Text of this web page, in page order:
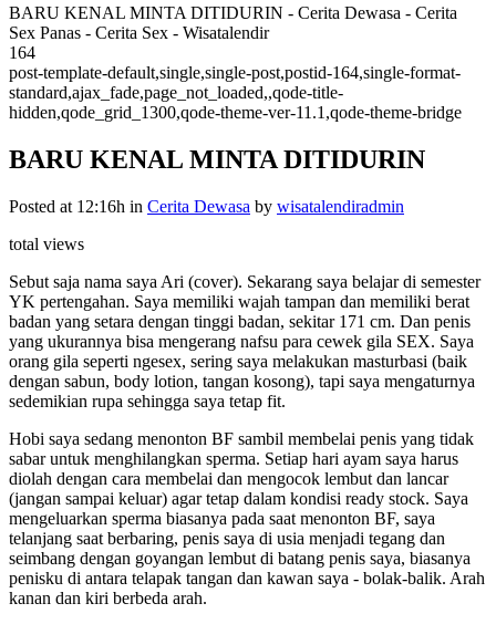
BARU KENAL MINTA DITIDURIN - Cerita Dewasa - Cerita
Sex Panas - Cerita Sex - Wisatalendir
164
post-template-default,single,single-post,postid-164,single-format-
standard,ajax_fade,page_not_loaded,,qode-title-
hidden,qode_grid_1300,qode-theme-ver-11.1,qode-theme-bridge
BARU KENAL MINTA DITIDURIN
Posted at 12:16h in Cerita Dewasa by wisatalendiradmin
total views
Sebut saja nama saya Ari (cover). Sekarang saya belajar di semester
YK pertengahan. Saya memiliki wajah tampan dan memiliki berat
badan yang setara dengan tinggi badan, sekitar 171 cm. Dan penis
yang ukurannya bisa mengerang nafsu para cewek gila SEX. Saya
orang gila seperti ngesex, sering saya melakukan masturbasi (baik
dengan sabun, body lotion, tangan kosong), tapi saya mengaturnya
sedemikian rupa sehingga saya tetap fit.
Hobi saya sedang menonton BF sambil membelai penis yang tidak
sabar untuk menghilangkan sperma. Setiap hari ayam saya harus
diolah dengan cara membelai dan mengocok lembut dan lancar
(jangan sampai keluar) agar tetap dalam kondisi ready stock. Saya
mengeluarkan sperma biasanya pada saat menonton BF, saya
telanjang saat berbaring, penis saya di usia menjadi tegang dan
seimbang dengan goyangan lembut di batang penis saya, biasanya
penisku di antara telapak tangan dan kawan saya - bolak-balik. Arah
kanan dan kiri berbeda arah.